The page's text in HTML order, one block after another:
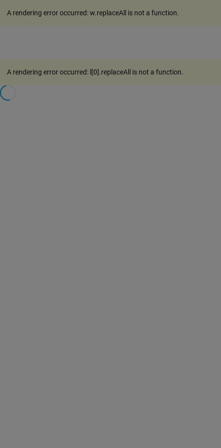
A rendering error occurred:w.replaceAll is not a function.
A rendering error occurred: l[0].replaceAll is not a function.